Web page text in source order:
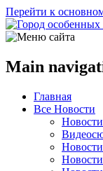
Перейти к
Main
Главная
Все Новости